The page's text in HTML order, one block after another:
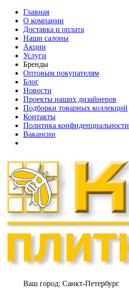
Главная
О компании
Доставка и оплата
Наши cалоны
Акции
Услуги
Бренды
Оптовым покупателям
Блог
Новости
Проекты наших дизайнеров
Подборки товарных коллекций
Контакты
Политика конфиденциальности
Вакансии
Ваш город: Санкт-Петербург